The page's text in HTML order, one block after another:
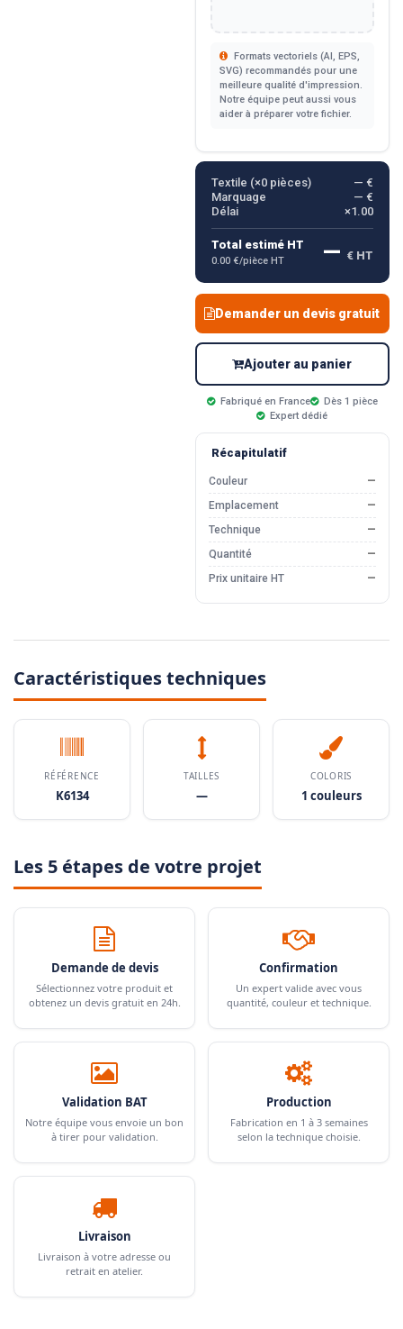
Formats vectoriels (AI, EPS,
SVG) recommandés pour une
meilleure qualité d'impression.
Notre équipe peut aussi vous
aider à préparer votre fichier.
Textile (×0pièces)
— €
Marquage
— €
Délai
×1.00
Total estimé HT
0.00 €/pièce HT — € HT
Demander un devis gratuit
Ajouter au panier
Fabriqué en France
Dès 1 pièce
Expert dédié
Récapitulatif
Couleur
—
Emplacement
—
Technique
—
Quantité
—
Prix unitaire HT
—
Caractéristiques techniques
RÉFÉRENCE
K6134
TAILLES
—
COLORIS
1 couleurs
Les 5 étapes de votre projet
Demande de devis
Sélectionnez votre produit et
obtenez un devis gratuit en 24h.
Confirmation
Un expert valide avec vous
quantité, couleur et technique.
Validation BAT
Notre équipe vous envoie un bon
à tirer pour validation.
Production
Fabrication en 1 à 3 semaines
selon la technique choisie.
Livraison
Livraison à votre adresse ou
retrait en atelier.